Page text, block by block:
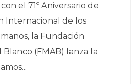
el 71º Aniversario de
Internacional de los
la Fundación
(FMAB) lanza la